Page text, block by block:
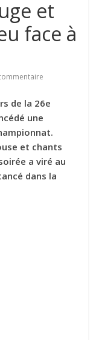
et
face à
de la 26e
une
et chants
a viré au
dans la